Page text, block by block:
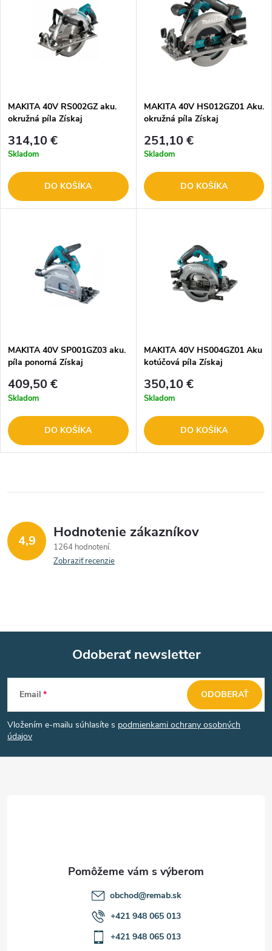
MAKITA 40V RS002GZ aku.
okružná píla Získaj
ZADARMO
314,10 €
Skladom
DO KOŠÍKA
MAKITA 40V HS012GZ01 Aku.
okružná píla Získaj
ZADARMO
251,10 €
Skladom
DO KOŠÍKA
MAKITA 40V SP001GZ03 aku.
píla ponorná Získaj
ZADARMO
409,50 €
Skladom
DO KOŠÍKA
MAKITA 40V HS004GZ01 Aku
kotúčová píla Získaj
ZADARMO
350,10 €
Skladom
DO KOŠÍKA
4,9 Hodnotenie zákazníkov
1264 hodnotení
Zobraziť recenzie
Z
á
p
Odoberať newsletter
Email
Vložením e-mailu súhlasíte s podmienkami ochrany osobných
údajov
ODOBERAŤ
obchod@remab.sk
+421 948 065 013
+421 948 065 013